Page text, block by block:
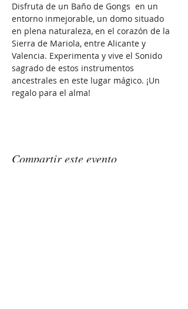
Disfruta de un Baño de Gongs  en un
entorno inmejorable, un domo situado
en plena naturaleza, en el corazón de la
Sierra de Mariola, entre Alicante y
Valencia. Experimenta y vive el Sonido
sagrado de estos instrumentos
ancestrales en este lugar mágico. ¡Un
regalo para el alma!
Compartir este evento